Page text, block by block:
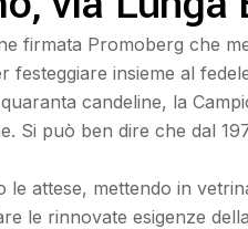
firmata Promoberg che
festeggiare insieme al
candeline, la
Si può ben dire che dal
le attese, mettendo in
le rinnovate esigenze